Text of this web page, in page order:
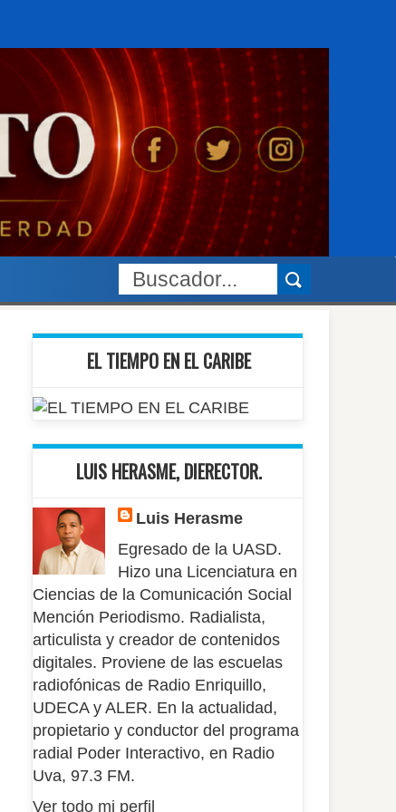
EL TIEMPO EN EL CARIBE
LUIS HERASME, DIERECTOR.
Luis Herasme
Egresado de la UASD.
Hizo una Licenciatura en
Ciencias de la Comunicación Social
Mención Periodismo. Radialista,
articulista y creador de contenidos
digitales. Proviene de las escuelas
radiofónicas de Radio Enriquillo,
UDECA y ALER. En la actualidad,
propietario y conductor del programa
radial Poder Interactivo, en Radio
Uva, 97.3 FM.
Ver todo mi perfil